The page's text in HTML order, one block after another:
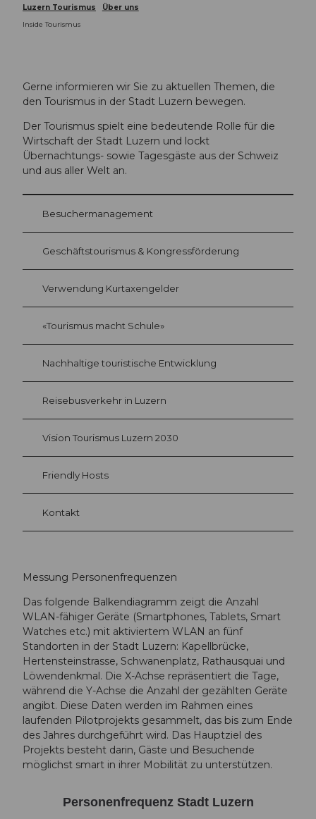
Luzern Tourismus
Über uns
Inside Tourismus
Gerne informieren wir Sie zu aktuellen Themen, die
den Tourismus in der Stadt Luzern bewegen.
Der Tourismus spielt eine bedeutende Rolle für die
Wirtschaft der Stadt Luzern und lockt
Übernachtungs- sowie Tagesgäste aus der Schweiz
und aus aller Welt an.
Besuchermanagement
Geschäftstourismus & Kongressförderung
Verwendung Kurtaxengelder
«Tourismus macht Schule»
Nachhaltige touristische Entwicklung
Reisebusverkehr in Luzern
Vision Tourismus Luzern 2030
Friendly Hosts
Kontakt
Messung Personenfrequenzen
Das folgende Balkendiagramm zeigt die Anzahl
WLAN-fähiger Geräte (Smartphones, Tablets, Smart
Watches etc.) mit aktiviertem WLAN an fünf
Standorten in der Stadt Luzern: Kapellbrücke,
Hertensteinstrasse, Schwanenplatz, Rathausquai und
Löwendenkmal. Die X-Achse repräsentiert die Tage,
während die Y-Achse die Anzahl der gezählten Geräte
angibt. Diese Daten werden im Rahmen eines
laufenden Pilotprojekts gesammelt, das bis zum Ende
des Jahres durchgeführt wird. Das Hauptziel des
Projekts besteht darin, Gäste und Besuchende
möglichst smart in ihrer Mobilität zu unterstützen.